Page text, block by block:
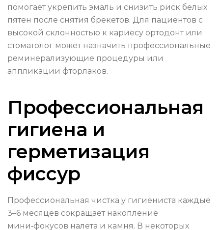
помогает укрепить эмаль и снизить риск белых
пятен после снятия брекетов. Для пациентов с
высокой склонностью к кариесу ортодонт или
стоматолог может назначить профессиональные
реминерализующие процедуры или
аппликации фторлаков.
Профессиональная
гигиена и
герметизация
фиссур
Профессиональная чистка у гигиениста каждые
3–6 месяцев сокращает накопление
мини‑фокусов налёта и камня. В некоторых